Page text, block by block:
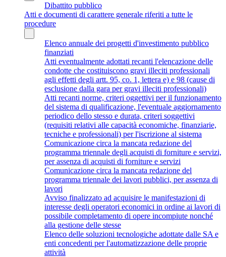
Dibattito pubblico
Atti e documenti di carattere generale riferiti a tutte le
procedure
Elenco annuale dei progetti d'investimento pubblico
finanziati
Atti eventualmente adottati recanti l'elencazione delle
condotte che costituiscono gravi illeciti professionali
agli effetti degli artt. 95, co. 1, lettera e) e 98 (cause di
esclusione dalla gara per gravi illeciti professionali)
Atti recanti norme, criteri oggettivi per il funzionamento
del sistema di qualificazione, l'eventuale aggiornamento
periodico dello stesso e durata, criteri soggettivi
(requisiti relativi alle capacità economiche, finanziarie,
tecniche e professionali) per l'iscrizione al sistema
Comunicazione circa la mancata redazione del
programma triennale degli acquisti di forniture e servizi,
per assenza di acquisti di forniture e servizi
Comunicazione circa la mancata redazione del
programma triennale dei lavori pubblici, per assenza di
lavori
Avviso finalizzato ad acquisire le manifestazioni di
interesse degli operatori economici in ordine ai lavori di
possibile completamento di opere incompiute nonché
alla gestione delle stesse
Elenco delle soluzioni tecnologiche adottate dalle SA e
enti concedenti per l'automatizzazione delle proprie
attività